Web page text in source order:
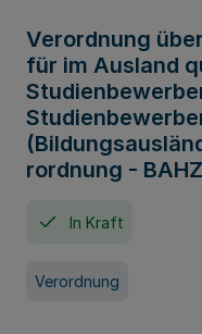
Verordnung
für im Ausland
rordnung -
In Kraft
Verordnung